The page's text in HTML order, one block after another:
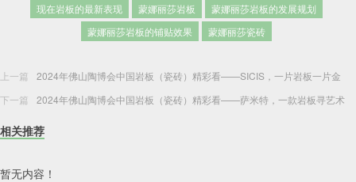
现在岩板的最新表现
蒙娜丽莎岩板
蒙娜丽莎岩板的发展规划
蒙娜丽莎岩板的铺贴效果
蒙娜丽莎瓷砖
上一篇
2024年佛山陶博会中国岩板（瓷砖）精彩看——SICIS，一片岩板一片金
下一篇
2024年佛山陶博会中国岩板（瓷砖）精彩看——萨米特，一款岩板寻艺术
相关推荐
暂无内容！